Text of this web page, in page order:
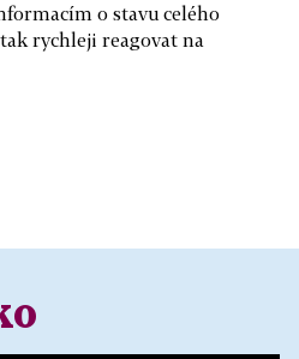
o stavu celého
rychleji reagovat na